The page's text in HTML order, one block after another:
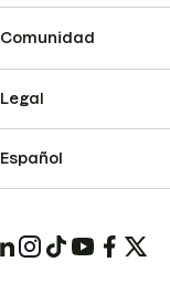
Comunidad
Legal
Español